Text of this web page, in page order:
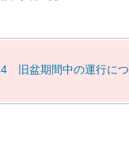
4 旧盆期間中の運行につ